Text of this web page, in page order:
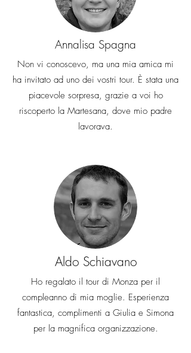
Annalisa Spagna
Non vi conoscevo, ma una mia amica mi
ha invitato ad uno dei vostri tour. È stata una
piacevole sorpresa, grazie a voi ho
riscoperto la Martesana, dove mio padre
lavorava.
Aldo Schiavano
Ho regalato il tour di Monza per il
compleanno di mia moglie. Esperienza
fantastica, complimenti a Giulia e Simona
per la magnifica organizzazione.